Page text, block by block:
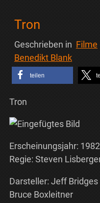
Tron
Geschrieben in Filme
Benedikt Blank
teilen
Tron
Erscheinungsjahr: 1982
Regie: Steven
Darsteller: Jeff Bridges
Bruce Boxleitner